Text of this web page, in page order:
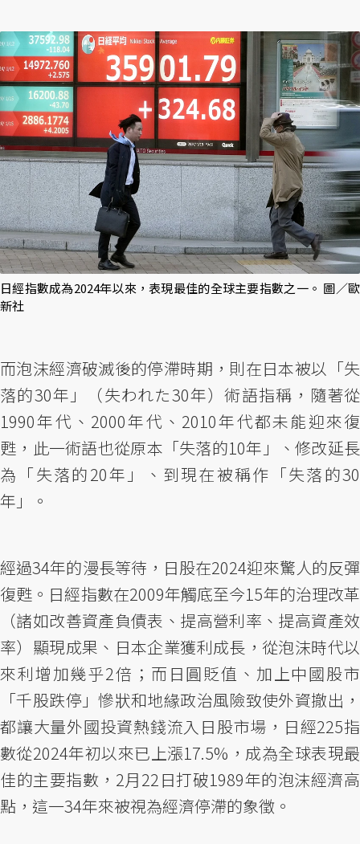
日經指數成為2024年以來，表現最佳的全球主要指數之一。 圖／歐
新社
而泡沫經濟破滅後的停滯時期，則在日本被以「失
落的30年」（失われた30年）術語指稱，隨著從
1990年代、2000年代、2010年代都未能迎來復
甦，此一術語也從原本「失落的10年」、修改延長
為「失落的20年」、到現在被稱作「失落的30
年」。
經過34年的漫長等待，日股在2024迎來驚人的反彈
復甦。日經指數在2009年觸底至今15年的治理改革
（諸如改善資產負債表、提高營利率、提高資產效
率）顯現成果、日本企業獲利成長，從泡沫時代以
來利增加幾乎2倍；而日圓貶值、加上中國股市
「千股跌停」慘狀和地緣政治風險致使外資撤出，
都讓大量外國投資熱錢流入日股市場，日經225指
數從2024年初以來已上漲17.5%，成為全球表現最
佳的主要指數，2月22日打破1989年的泡沫經濟高
點，這一34年來被視為經濟停滯的象徵。